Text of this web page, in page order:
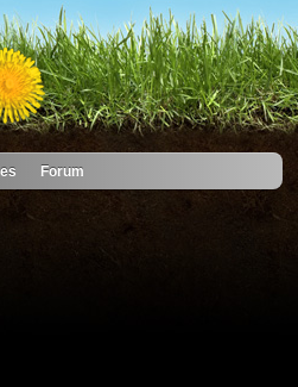
Forum